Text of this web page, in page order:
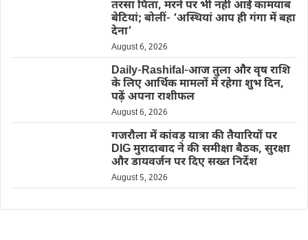
तरसा पिता, मरने पर भी नहीं आईं कामयाब
बेटियां; बोलीं- ‘अस्थियां आप ही गंगा में बहा
देना’
August 6, 2026
Daily-Rashifal-आज तुला और वृष राशि
के लिए आर्थिक मामलों में रहेगा शुभ दिन,
पढ़ें अपना राशीफल
August 6, 2026
गजरौला में कांवड़ यात्रा की तैयारियों पर
DIG मुरादाबाद ने की समीक्षा बैठक, सुरक्षा
और डायवर्जन पर दिए सख्त निर्देश
August 5, 2026